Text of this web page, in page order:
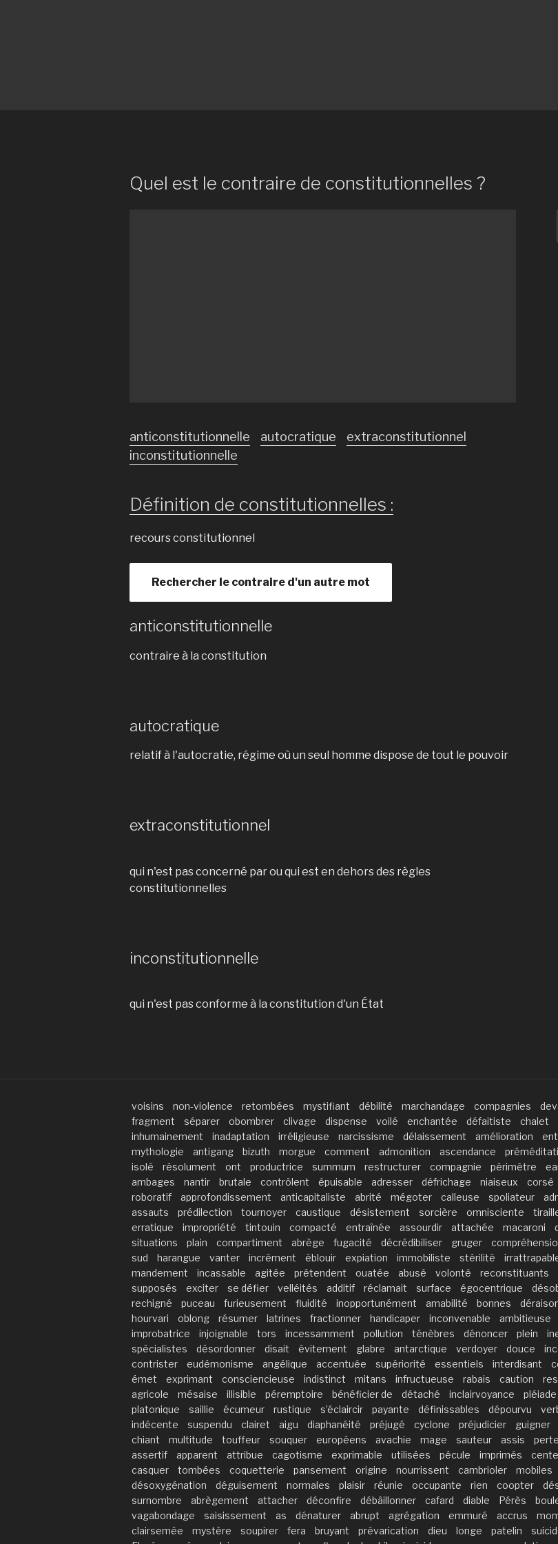
Quel est le contraire de constitutionnelles ?
anticonstitutionnelle autocratique
extraconstitutionnel
inconstitutionnelle
Définition de constitutionnelles :
recours constitutionnel
Rechercher le contraire d'un autre mot
anticonstitutionnelle
contraire à la constitution
autocratique
relatif à l'autocratie, régime où un seul homme dispose de tout le pouvoir
extraconstitutionnel
qui n'est pas concerné par ou qui est en dehors des règles
constitutionnelles
inconstitutionnelle
qui n'est pas conforme à la constitution d'un État
voisins non-violence retombées mystifiant débilité marchandage compagnies
fragment
séparer obombrer clivage dispense voilé enchantée défaitiste chalet
inhumainement
inadaptation irréligieuse narcissisme délaissement amélioration
mythologie
antigang bizuth morgue comment admonition ascendance
isolé
résolument ont productrice summum restructurer compagnie périmètre
ambages
nantir brutale contrôlent épuisable adresser défrichage niaiseux corsé
roboratif
approfondissement anticapitaliste abrité mégoter calleuse spoliateur
assauts
prédilection tournoyer caustique désistement sorcière omnisciente
erratique
impropriété tintouin compacté entraînée assourdir attachée macaroni
situations
plain compartiment abrège fugacité décrédibiliser gruger
sud
harangue vanter incrément éblouir expiation immobiliste stérilité
mandement
incassable agitée prétendent ouatée abusé volonté reconstituants
supposés
exciter se défier velléités additif réclamait surface égocentrique
rechigné
puceau furieusement fluidité inopportunément amabilité bonnes
hourvari
oblong résumer latrines fractionner handicaper inconvenable ambitieuse
improbatrice
injoignable tors incessamment pollution ténèbres dénoncer plein
spécialistes
désordonner disait évitement glabre antarctique verdoyer douce
contrister
eudémonisme angélique accentuée supériorité essentiels interdisant
émet
exprimant consciencieuse indistinct mitans infructueuse rabais caution
agricole
mésaise illisible péremptoire bénéficier de détaché inclairvoyance pléiade
platonique
saillie écumeur rustique s’éclaircir payante définissables dépourvu
indécente
suspendu clairet aigu diaphanéité préjugé cyclone préjudicier guigner
chiant
multitude touffeur souquer européens avachie mage sauteur assis
assertif
apparent attribue cagotisme exprimable utilisées pécule imprimés
casquer
tombées coquetterie pansement origine nourrissent cambrioler mobiles
désoxygénation
déguisement normales plaisir réunie occupante rien coopter
surnombre
abrègement attacher déconfire débâillonner cafard diable Pérès
vagabondage
saisissement as dénaturer abrupt agrégation emmuré accrus
clairsemée
mystère soupirer fera bruyant prévarication dieu longe patelin